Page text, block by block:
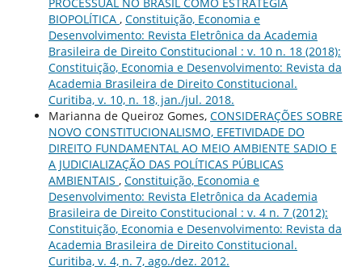
PROCESSUAL NO BRASIL COMO ESTRATÉGIA
BIOPOLÍTICA , Constituição, Economia e
Desenvolvimento: Revista Eletrônica da Academia
Brasileira de Direito Constitucional : v. 10 n. 18 (2018):
Constituição, Economia e Desenvolvimento: Revista da
Academia Brasileira de Direito Constitucional.
Curitiba, v. 10, n. 18, jan./jul. 2018.
Marianna de Queiroz Gomes, CONSIDERAÇÕES SOBRE
NOVO CONSTITUCIONALISMO, EFETIVIDADE DO
DIREITO FUNDAMENTAL AO MEIO AMBIENTE SADIO E
A JUDICIALIZAÇÃO DAS POLÍTICAS PÚBLICAS
AMBIENTAIS , Constituição, Economia e
Desenvolvimento: Revista Eletrônica da Academia
Brasileira de Direito Constitucional : v. 4 n. 7 (2012):
Constituição, Economia e Desenvolvimento: Revista da
Academia Brasileira de Direito Constitucional.
Curitiba, v. 4, n. 7, ago./dez. 2012.